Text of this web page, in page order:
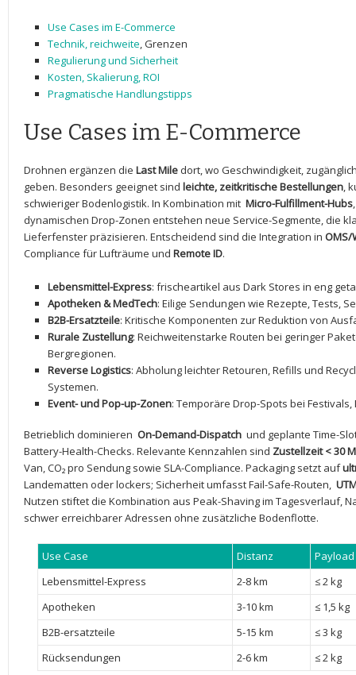
Use Cases​ im E-Commerce
Technik,reichweite, Grenzen
Regulierung​ und Sicherheit
Kosten, ‍Skalierung, ROI
Pragmatische Handlungstipps
Use Cases im E-Commerce
Drohnen​ ergänzen​ die Last Mile ​dort, ⁢wo⁣ Geschwindigkeit,
geben. ⁤Besonders geeignet sind leichte, zeitkritische⁤ Bestellungen,‍
schwieriger⁤ Bodenlogistik. In Kombination mit ‍ Micro-Fulfillment-Hubs
⁣dynamischen Drop-Zonen ⁤entstehen neue Service-Segmente, die
Lieferfenster präzisieren. Entscheidend sind die Integration in OMS/
Compliance für Lufträume‌ und Remote ID.
Lebensmittel-Express: ⁤frischeartikel aus Dark ⁤Stores in eng⁢
Apotheken & MedTech: Eilige Sendungen ‌wie Rezepte, ​Tests,
B2B-Ersatzteile: Kritische Komponenten zur Reduktion von
Rurale⁢ Zustellung:⁤ Reichweitenstarke Routen bei​ geringer
Bergregionen.
Reverse ‌Logistics: Abholung leichter Retouren, ‌Refills und
Systemen.
Event-‍ und⁣ Pop-up-Zonen: Temporäre Drop-Spots bei
Betrieblich⁢ dominieren ‌ On-Demand-Dispatch und geplante Time-
Battery-Health-Checks. Relevante Kennzahlen sind Zustellzeit < 30
Van, ⁤CO₂ pro Sendung ‍sowie SLA-Compliance. ⁢Packaging ⁤setzt auf
Landematten oder lockers;⁣ Sicherheit umfasst Fail-Safe-Routen, ⁣
Nutzen stiftet die Kombination aus Peak-Shaving⁣ im Tagesverlauf,
schwer erreichbarer Adressen⁤ ohne zusätzliche Bodenflotte.
Use Case Distanz
Payload
Lebensmittel-Express
2-8 km
≤ 2⁤ kg
Apotheken
3-10 km
≤ 1,5‍ kg
B2B-ersatzteile
5-15 km
≤ 3⁣ kg
Rücksendungen
2-6 ⁢km ≤ 2 kg